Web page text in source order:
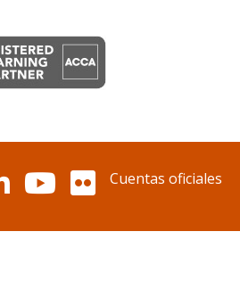
Cuentas oficiales